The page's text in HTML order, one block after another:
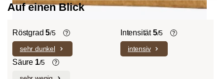
Auf einen Blick
Röstgrad5/5
Helle Röstung (Light-/Cinnamon-
Roast):Es dominieren ausgeprägte
sehr dunkel
Intensität5/5
Die individuellen Aromen der
intensiv
Säure 1/5